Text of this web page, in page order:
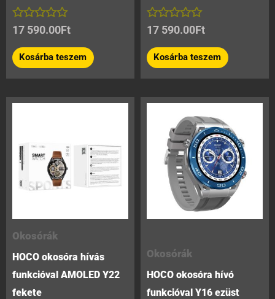
Értékelés:
/
5
17 590.00Ft
Kosárba teszem
Értékelés:
/
5
17 590.00Ft
Kosárba teszem
Okosórák
HOCO okosóra hívás
funkcióval AMOLED Y22
fekete
Okosórák
HOCO okosóra hívó
funkcióval Y16 ezüst